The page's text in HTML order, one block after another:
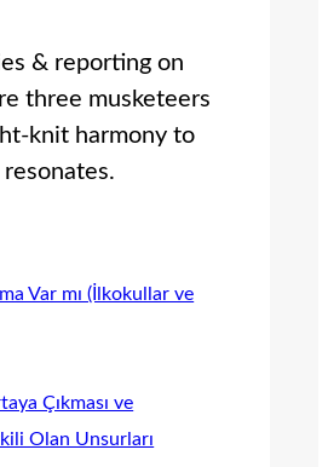
& reporting on
three musketeers
knit harmony to
Var mı (İlkokullar ve
Çıkması ve
Olan Unsurları